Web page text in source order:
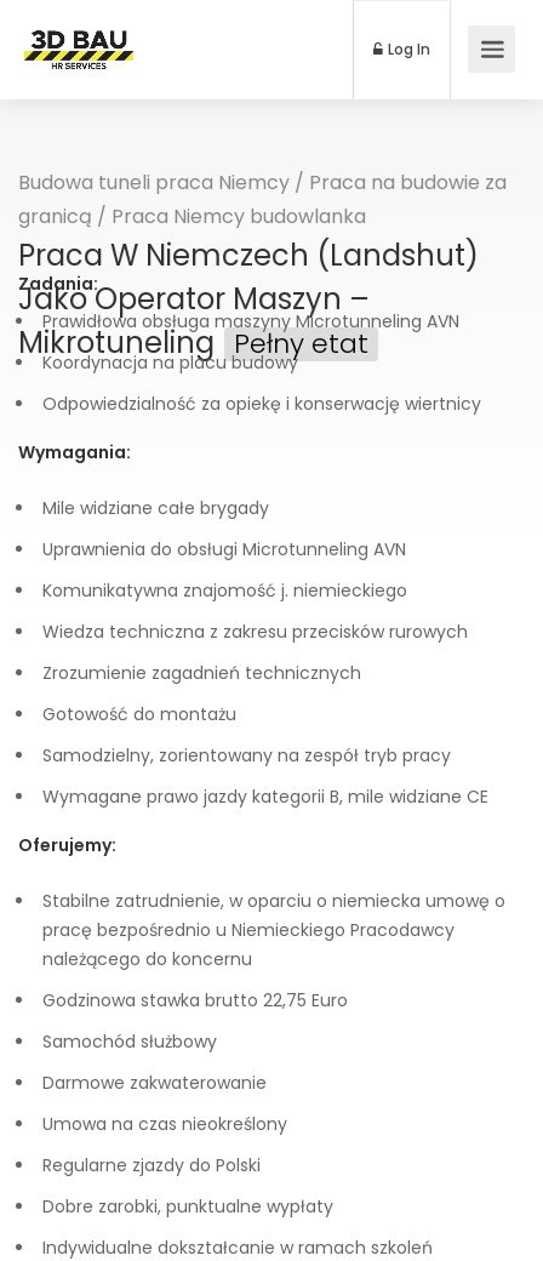
Log In
Budowa tuneli praca Niemcy / Praca na budowie za
granicą / Praca Niemcy budowlanka
Praca W Niemczech (Landshut)
Jako Operator Maszyn –
Mikrotuneling
Pełny etat
Zadania:
Prawidłowa obsługa maszyny Microtunneling AVN
Koordynacja na placu budowy
Odpowiedzialność za opiekę i konserwację wiertnicy
Wymagania:
Mile widziane całe brygady
Uprawnienia do obsługi Microtunneling AVN
Komunikatywna znajomość j. niemieckiego
Wiedza techniczna z zakresu przecisków rurowych
Zrozumienie zagadnień technicznych
Gotowość do montażu
Samodzielny, zorientowany na zespół tryb pracy
Wymagane prawo jazdy kategorii B, mile widziane CE
Oferujemy:
Stabilne zatrudnienie, w oparciu o niemiecka umowę o
pracę bezpośrednio u Niemieckiego Pracodawcy
należącego do koncernu
Godzinowa stawka brutto 22,75 Euro
Samochód służbowy
Darmowe zakwaterowanie
Umowa na czas nieokreślony
Regularne zjazdy do Polski
Dobre zarobki, punktualne wypłaty
Indywidualne dokształcanie w ramach szkoleń